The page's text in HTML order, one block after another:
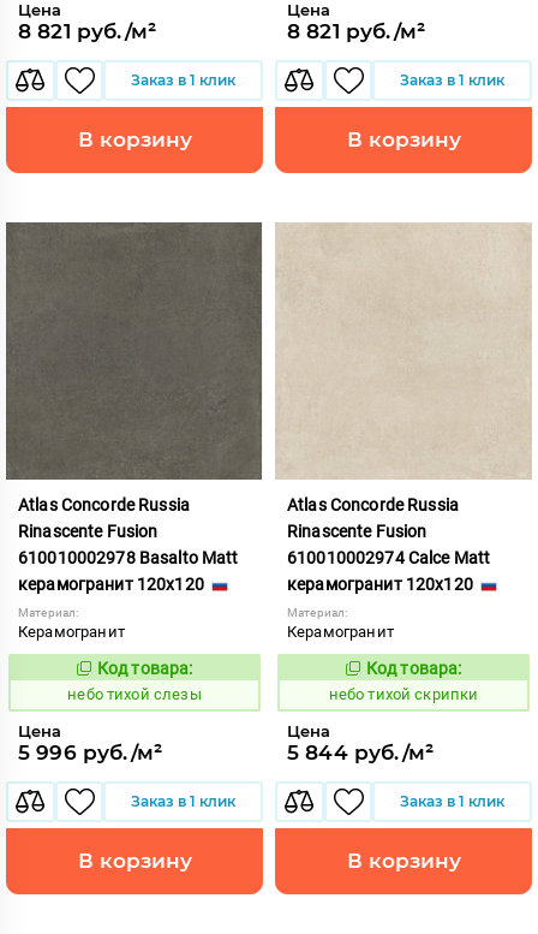
Цена
8 821 руб./м²
Заказ в 1 клик
В корзину
Цена
8 821 руб./м²
Заказ в 1 клик
В корзину
Atlas Concorde Russia
Rinascente Fusion
610010002978 Basalto Matt
керамогранит 120x120
Материал:
Керамогранит
1122096
Код товара:
небо тихой слезы
Цена
5 996 руб./м²
Заказ в 1 клик
В корзину
Atlas Concorde Russia
Rinascente Fusion
610010002974 Calce Matt
керамогранит 120x120
Материал:
Керамогранит
1122092
Код товара:
небо тихой скрипки
Цена
5 844 руб./м²
Заказ в 1 клик
В корзину